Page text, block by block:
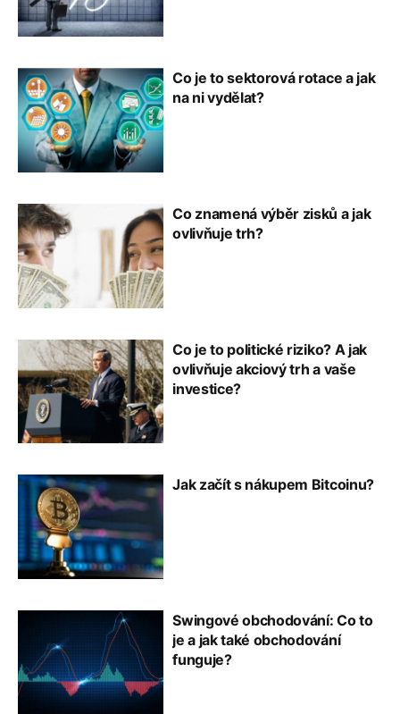
Co je to sektorová rotace a jak
na ni vydělat?
Co znamená výběr zisků a jak
ovlivňuje trh?
Co je to politické riziko? A jak
ovlivňuje akciový trh a vaše
investice?
Jak začít s nákupem Bitcoinu?
Swingové obchodování: Co to
je a jak také obchodování
funguje?